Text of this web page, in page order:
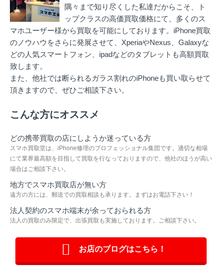
隅々まで知り尽くした私達だからこそ、ト
ップクラスの高価買取価格にて、多くのス
マホユーザー様から買取を可能にしております。iPhone買取
のノウハウをさらに発展させて、XperiaやNexus、Galaxyな
どの人気スマートフォン、ipadなどのタブレットも高額買取
致します。
また、他社では断られるガラス割れのiPhoneも買い取らせて
頂きますので、ぜひご相談下さい。
こんな方にオススメ
どの携帯買取の店にしようか迷っている方
スマホ買取堂は、iPhone修理のプロフェッショナル集団です。適切な相場
にて業界最高額を目指して買取を行なっておりますので、他社のほうが高い
場合はご相談下さい。
地方でスマホ買取店が無い方
遠方の方には、郵送での買取相談も承ります。まずはお電話下さい！
法人契約のスマホ端末が余っておられる方
法人の買取のみ限定で、出張買取も実施しております。ご相談下さい。
お店のブログはこちら！